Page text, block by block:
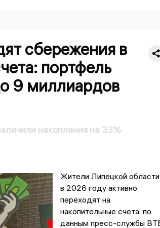
сбережения в
портфель
9 миллиардов
накопления на 33%
Жители Липецкой области
в 2026 году активно
переходят на
накопительные счета: по
данным пресс-службы